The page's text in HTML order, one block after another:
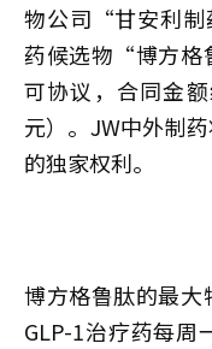
物公司“甘安利制
药候选物“博方格
可协议，合同金
元）。JW中外制
的独家权利。
博方格鲁肽的最
GLP-1治疗药每周